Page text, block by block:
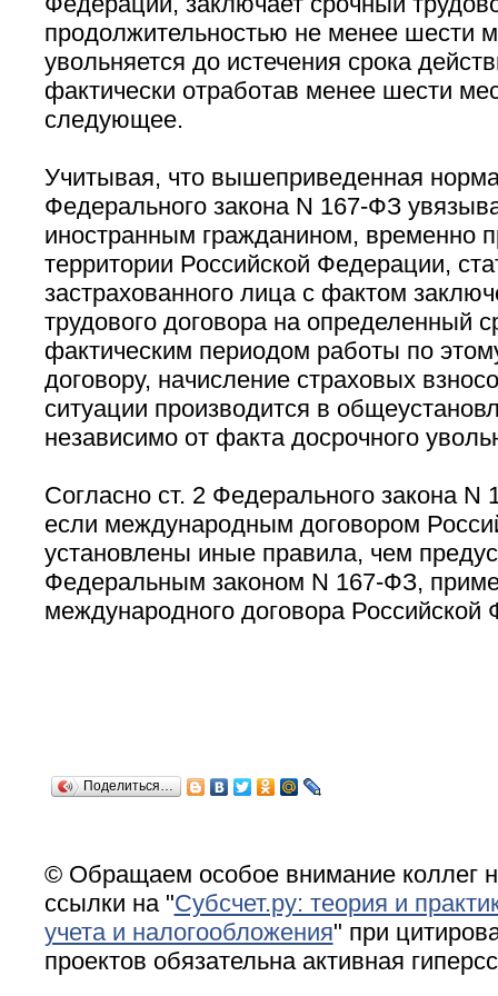
продолжительностью не менее шести
увольняется до истечения срока
фактически отработав менее шести
следующее.
Учитывая, что вышеприведенная
Федерального закона N 167-ФЗ
иностранным гражданином, временно
территории Российской Федерации,
застрахованного лица с фактом
трудового договора на определенный
фактическим периодом работы по
договору, начисление страховых
ситуации производится в
независимо от факта досрочного
Согласно ст. 2 Федерального закона N
если международным договором
установлены иные правила, чем
Федеральным законом N 167-ФЗ,
международного договора Российской
Поделиться…
© Обращаем особое внимание коллег
ссылки на "Субсчет.ру: теория и
учета и налогообложения" при
проектов обязательна активная